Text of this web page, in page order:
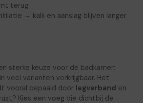
terug
→ kalk en aanslag blijven langer
sterke keuze voor de badkamer:
veel varianten verkrijgbaar. Het
vooral bepaald door legverband en
Kies een voeg die dichtbij de